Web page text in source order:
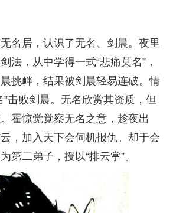
居，认识了无名、剑晨。夜里
法，从中学得一式“悲痛莫名”，
挑衅，结果被剑晨轻易连破。情
”击败剑晨。无名欣赏其资质，但
霍惊觉觉察无名之意，趁夜出
，加入天下会伺机报仇。却于会
第二弟子，授以“排云掌”。